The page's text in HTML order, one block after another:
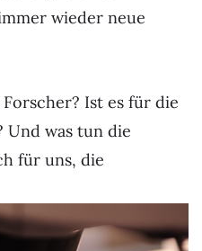
wieder neue
Ist es für die
Und was tun die
für uns, die